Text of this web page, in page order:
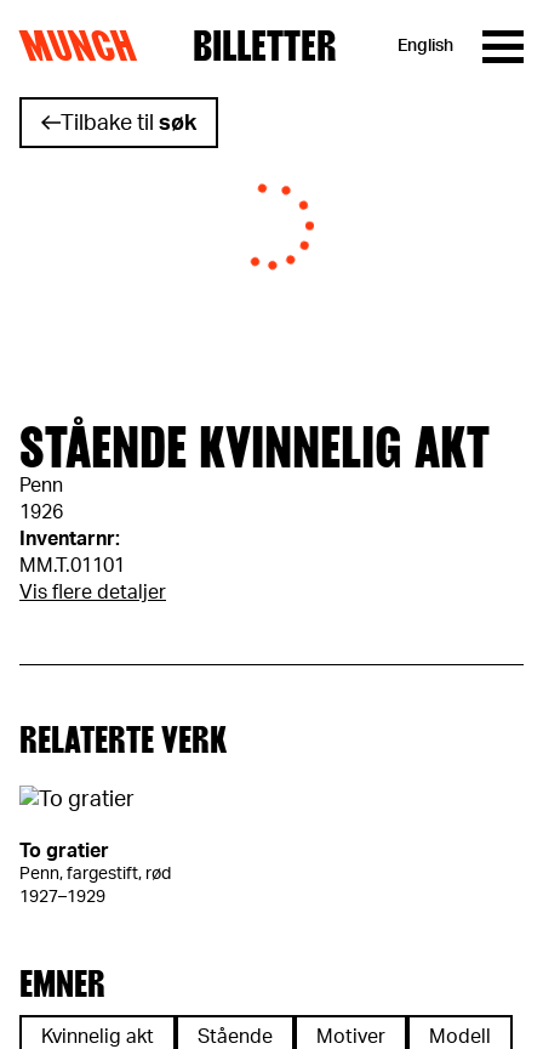
Hopp til innhold
MUNCH BILLETTER English
Tilbake til søk
STÅENDE KVINNELIG AKT
Penn
1926
Inventarnr:
MM.T.01101
Vis flere detaljer
RELATERTE VERK
To gratier
Penn, fargestift, rød
1927–1929
EMNER
Kvinnelig akt Stående Motiver Modell